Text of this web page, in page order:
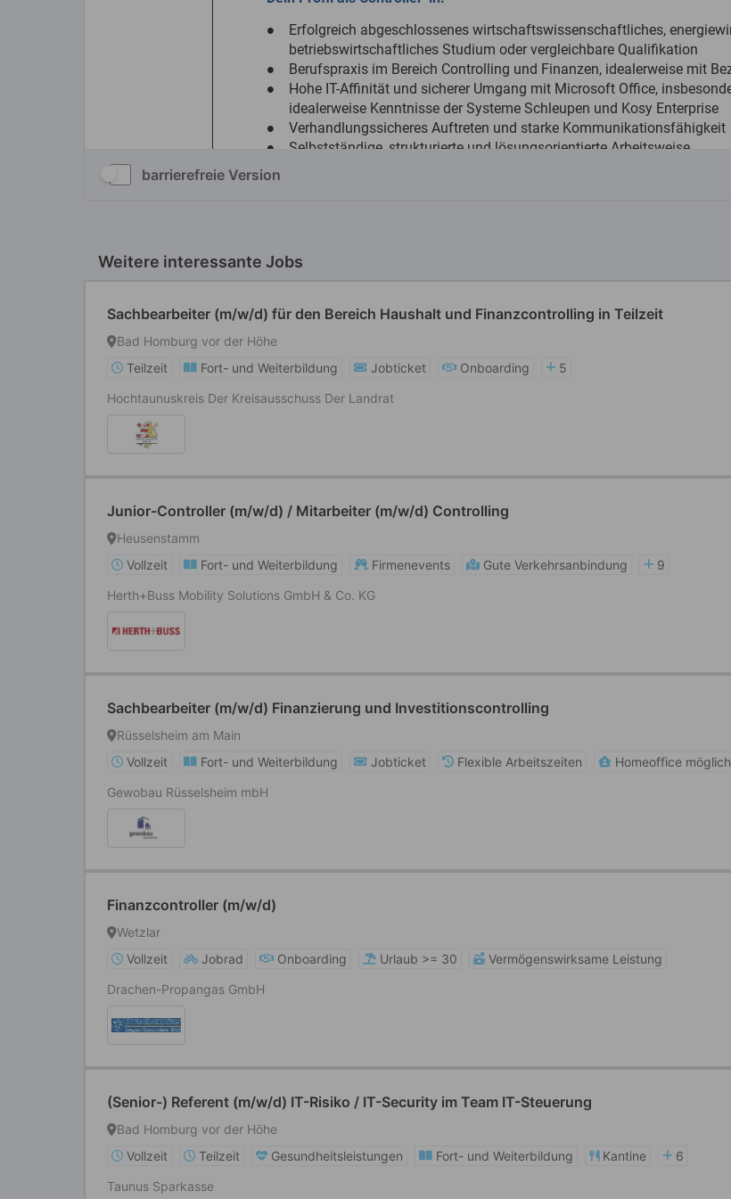
barrierefreie Version
Weitere interessante Jobs
Sachbearbeiter (m/w/d) für den Bereich Haushalt und Finanzcontrolling in Teilzeit
Bad Homburg vor der Höhe
Teilzeit
Fort- und Weiterbildung Jobticket Onboarding
5
Hochtaunuskreis Der Kreisausschuss Der Landrat
Junior-Controller (m/w/d) / Mitarbeiter (m/w/d) Controlling
Heusenstamm
Vollzeit
Fort- und Weiterbildung Firmenevents Gute Verkehrsanbindung
9
Herth+Buss Mobility Solutions GmbH & Co. KG
Sachbearbeiter (m/w/d) Finanzierung und Investitionscontrolling
Rüsselsheim am Main
Vollzeit
Fort- und Weiterbildung Jobticket Flexible Arbeitszeiten
Homeoffice möglich
Gewobau Rüsselsheim mbH
Finanzcontroller (m/w/d)
Wetzlar
Vollzeit
Jobrad Onboarding Urlaub >= 30
Vermögenswirksame Leistung
Drachen-Propangas GmbH
(Senior-) Referent (m/w/d) IT-Risiko / IT-Security im Team IT-Steuerung
Bad Homburg vor der Höhe
Vollzeit
Teilzeit Gesundheitsleistungen Fort- und Weiterbildung Kantine
6
Taunus Sparkasse